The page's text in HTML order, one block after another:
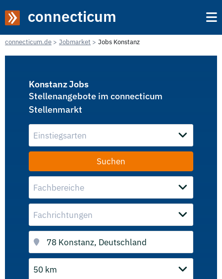
connecticum
connecticum.de Jobmarket Jobs Konstanz
Konstanz Jobs
Stellenangebote im connecticum
Stellenmarkt
Einstiegsarten
Fachbereiche
Fachrichtungen
50 km